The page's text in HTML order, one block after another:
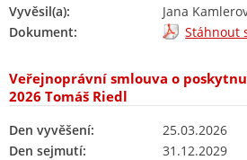
Vyvěsil(a):
Jana
Dokument:
Stáhnout
Veřejnoprávní smlouva o
2026 Tomáš Riedl
Den vyvěšení:
25.03.2026
Den sejmutí:
31.12.2029